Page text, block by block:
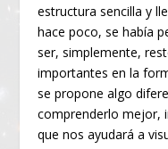
estructura sencilla y
hace poco, se había
ser, simplemente,
importantes en la
se propone algo
comprenderlo mejor,
que nos ayudará a